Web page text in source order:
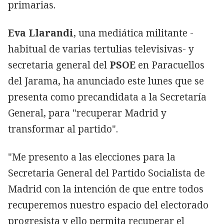
primarias.
Eva Llarandi, una mediática militante -
habitual de varias tertulias televisivas- y
secretaria general del PSOE en Paracuellos
del Jarama, ha anunciado este lunes que se
presenta como precandidata a la Secretaría
General, para "recuperar Madrid y
transformar al partido".
"Me presento a las elecciones para la
Secretaria General del Partido Socialista de
Madrid con la intención de que entre todos
recuperemos nuestro espacio del electorado
progresista y ello permita recuperar el